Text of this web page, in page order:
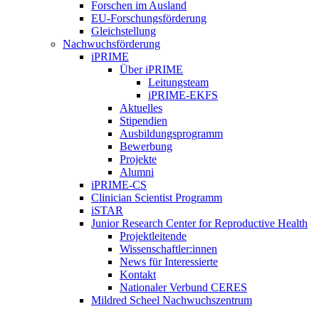
Forschen im Ausland
EU-Forschungsförderung
Gleichstellung
Nachwuchsförderung
iPRIME
Über iPRIME
Leitungsteam
iPRIME-EKFS
Aktuelles
Stipendien
Ausbildungsprogramm
Bewerbung
Projekte
Alumni
iPRIME-CS
Clinician Scientist Programm
iSTAR
Junior Research Center for Reproductive Health
Projektleitende
Wissenschaftler:innen
News für Interessierte
Kontakt
Nationaler Verbund CERES
Mildred Scheel Nachwuchszentrum